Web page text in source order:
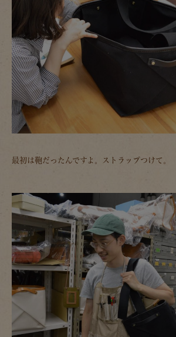
最初は鞄だったんですよ。ストラップつけて。